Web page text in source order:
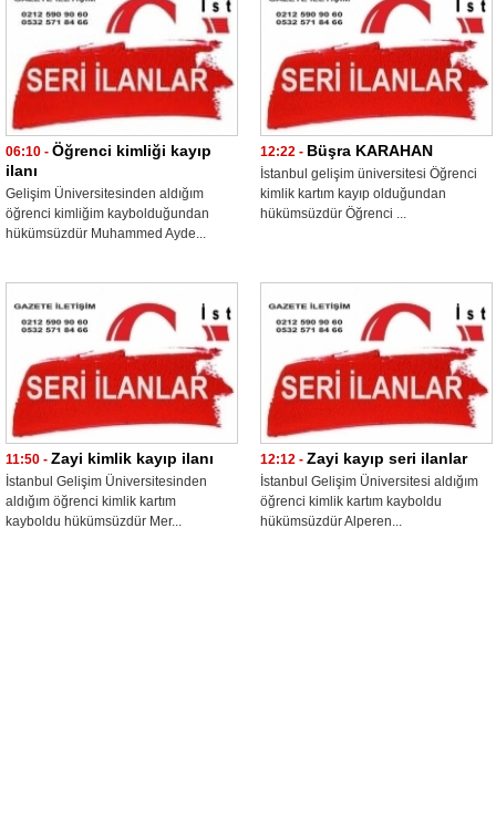
06:10 - Öğrenci kimliği kayıp
ilanı
Gelişim Üniversitesinden aldığım
öğrenci kimliğim kaybolduğundan
hükümsüzdür Muhammed Ayde...
12:22 - Büşra KARAHAN
İstanbul gelişim üniversitesi Öğrenci
kimlik kartım kayıp olduğundan
hükümsüzdür Öğrenci ...
11:50 - Zayi kimlik kayıp ilanı
İstanbul Gelişim Üniversitesinden
aldığım öğrenci kimlik kartım
kayboldu hükümsüzdür Mer...
12:12 - Zayi kayıp seri ilanlar
İstanbul Gelişim Üniversitesi aldığım
öğrenci kimlik kartım kayboldu
hükümsüzdür Alperen...